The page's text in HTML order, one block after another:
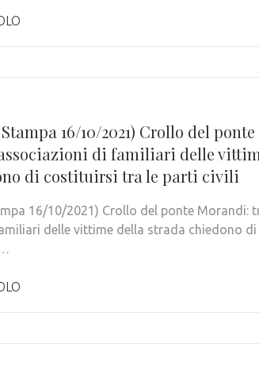
16/10/2021) Crollo del ponte
di familiari delle
di costituirsi tra le parti civili
16/10/2021) Crollo del ponte Morandi:
delle vittime della strada chiedono di